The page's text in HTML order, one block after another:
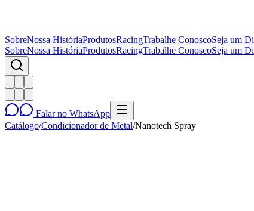
SobreNossa HistóriaProdutosRacingTrabalhe ConoscoSeja um
SobreNossa HistóriaProdutosRacingTrabalhe ConoscoSeja um
Falar no WhatsApp
Catálogo/Condicionador de Metal/Nanotech Spray